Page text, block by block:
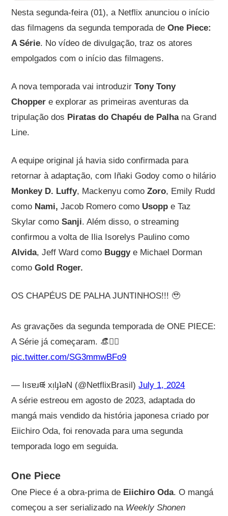
Nesta segunda-feira (01), a Netflix anunciou o início
das filmagens da segunda temporada deOne Piece:
A Série. No vídeo de divulgação, traz os atores
empolgados com o início das filmagens.
A nova temporada vai introduzirTony Tony
Chopper e explorar as primeiras aventuras da
tripulação dos Piratas do Chapéu de Palhana Grand
Line.
A equipe original já havia sido confirmada para
retornar à adaptação, com Iñaki Godoy como o hilário
Monkey D. Luffy, Mackenyu como Zoro, Emily Rudd
como Nami, Jacob Romero como Usoppe Taz
Skylar comoSanji. Além disso, o streaming
confirmou a volta de Ilia Isorelys Paulino como
Alvida, Jeff Ward como Buggye Michael Dorman
comoGold Roger.
OS CHAPÉUS DE PALHA JUNTINHOS!!! 🥹
As gravações da segunda temporada de ONE PIECE:
A Série já começaram. 👒🏴‍☠️
pic.twitter.com/SG3mmwBFo9
— lısɐɹᙠ xᴉlɟʇǝN (@NetflixBrasil)July 1, 2024
A série estreou em agosto de 2023, adaptada do
mangá mais vendido da história japonesa criado por
Eiichiro Oda, foi renovada para uma segunda
temporada logo em seguida.
One Piece
One Piece é a obra-prima de Eiichiro Oda. O mangá
começou a ser serializado na Weekly Shonen